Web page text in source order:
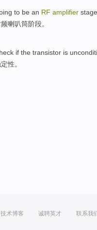
to be an RF amplifier stage
喇叭筒阶段。
if the transistor is
性。
技术博客 诚聘英才 联系我